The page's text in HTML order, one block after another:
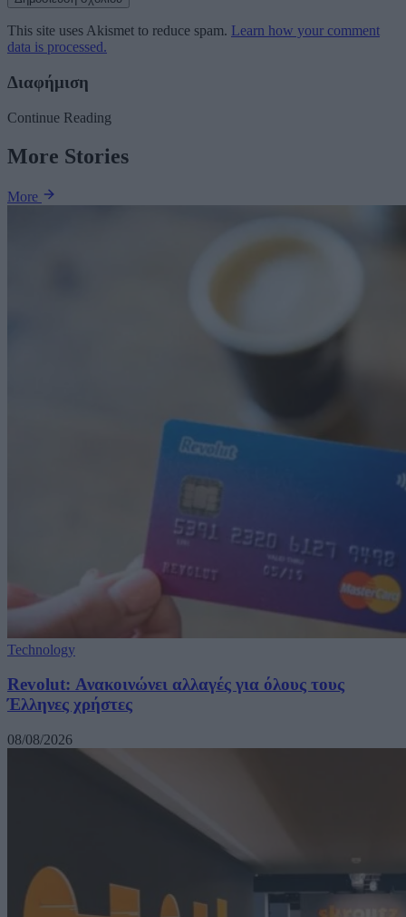
This site uses Akismet to reduce spam. Learn how your comment
data is processed.
Διαφήμιση
Continue Reading
More Stories
More
Technology
Revolut: Ανακοινώνει αλλαγές για όλους τους
Έλληνες χρήστες
08/08/2026